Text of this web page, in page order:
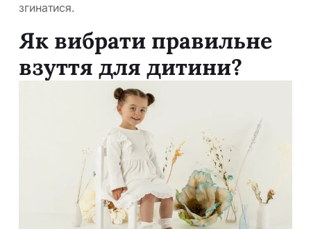
згинатися.
Як вибрати правильне
взуття для дитини?